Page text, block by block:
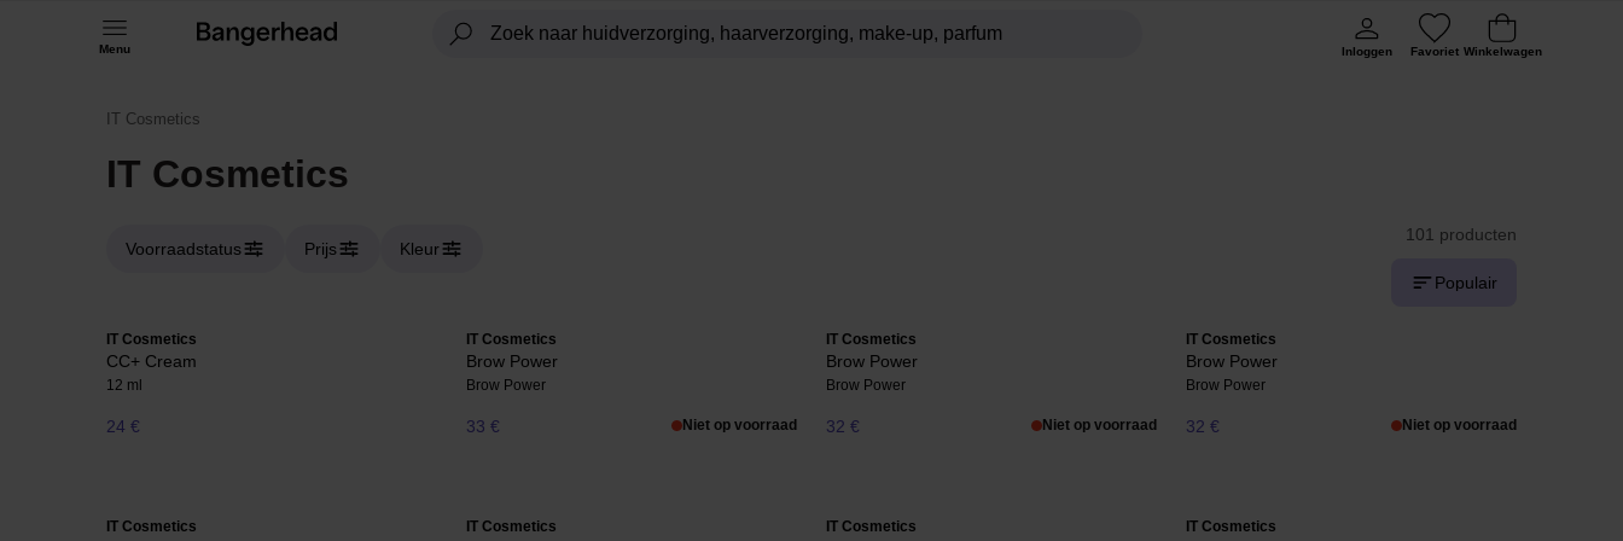
Menu Inloggen Favoriet Winkelwagen
IT Cosmetics
IT Cosmetics
Voorraadstatus Prijs Kleur
101 producten
Populair
IT Cosmetics
CC+ Cream
12 ml
24 €
IT Cosmetics
Brow Power
Brow Power
33 € Niet op voorraad
IT Cosmetics
Brow Power
Brow Power
32 € Niet op voorraad
IT Cosmetics
Brow Power
Brow Power
32 € Niet op voorraad
IT Cosmetics IT Cosmetics IT Cosmetics IT Cosmetics